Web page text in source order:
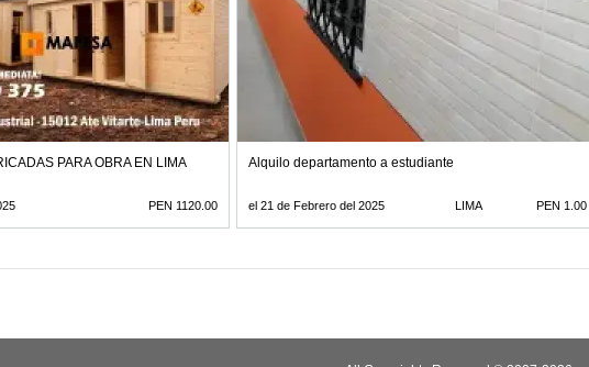
PARA OBRA EN LIMA
PEN 1120.00
Alquilo departamento a estudiante
el 21 de Febrero del 2025 LIMA PEN 1.00